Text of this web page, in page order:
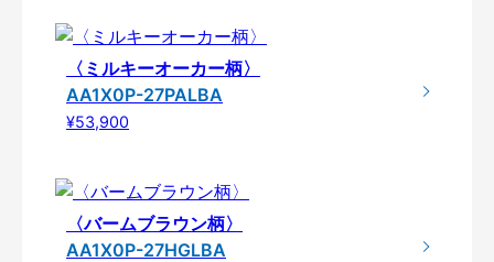
〈ミルキーオーカー柄〉
AA1X0P-27PALBA
¥53,900
〈バームブラウン柄〉
AA1X0P-27HGLBA